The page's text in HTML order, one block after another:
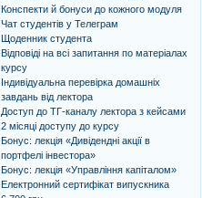
Конспекти й бонуси до кожного модуля
Чат студентів у Телеграм
Щоденник студента
Відповіді на всі запитання по матеріалах
курсу
Індивідуальна перевірка домашніх
завдань від лектора
Доступ до ТГ-каналу лектора з кейсами
2 місяці доступу до курсу
Бонус: лекція «Дивідендні акції в
портфелі інвестора»
Бонус: лекція «Управління капіталом»
Електронний сертифікат випускника